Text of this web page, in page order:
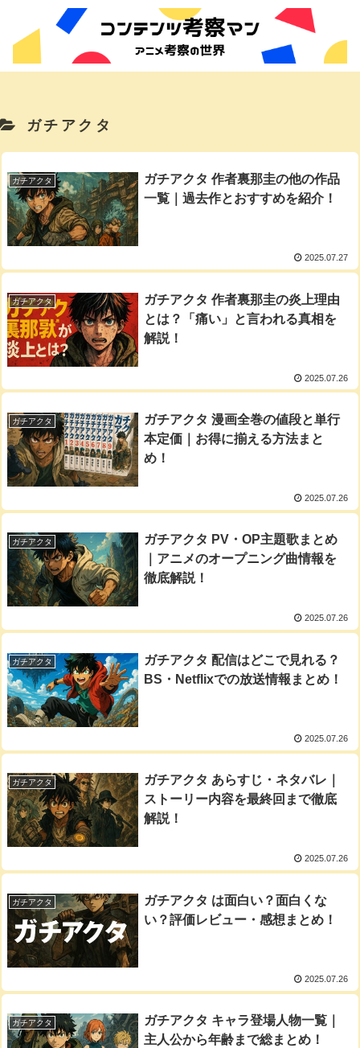
ガチアクタ
ガチアクタ
ガチアクタ 作者裏那圭の他の作品
一覧｜過去作とおすすめを紹介！
2025.07.27
ガチアクタ
ガチアクタ 作者裏那圭の炎上理由
とは？「痛い」と言われる真相を
解説！
2025.07.26
ガチアクタ
ガチアクタ 漫画全巻の値段と単行
本定価｜お得に揃える方法まと
め！
2025.07.26
ガチアクタ
ガチアクタ PV・OP主題歌まとめ
｜アニメのオープニング曲情報を
徹底解説！
2025.07.26
ガチアクタ
ガチアクタ 配信はどこで見れる？
BS・Netflixでの放送情報まとめ！
2025.07.26
ガチアクタ
ガチアクタ あらすじ・ネタバレ｜
ストーリー内容を最終回まで徹底
解説！
2025.07.26
ガチアクタ
ガチアクタ は面白い？面白くな
い？評価レビュー・感想まとめ！
2025.07.26
ガチアクタ
ガチアクタ キャラ登場人物一覧｜
主人公から年齢まで総まとめ！